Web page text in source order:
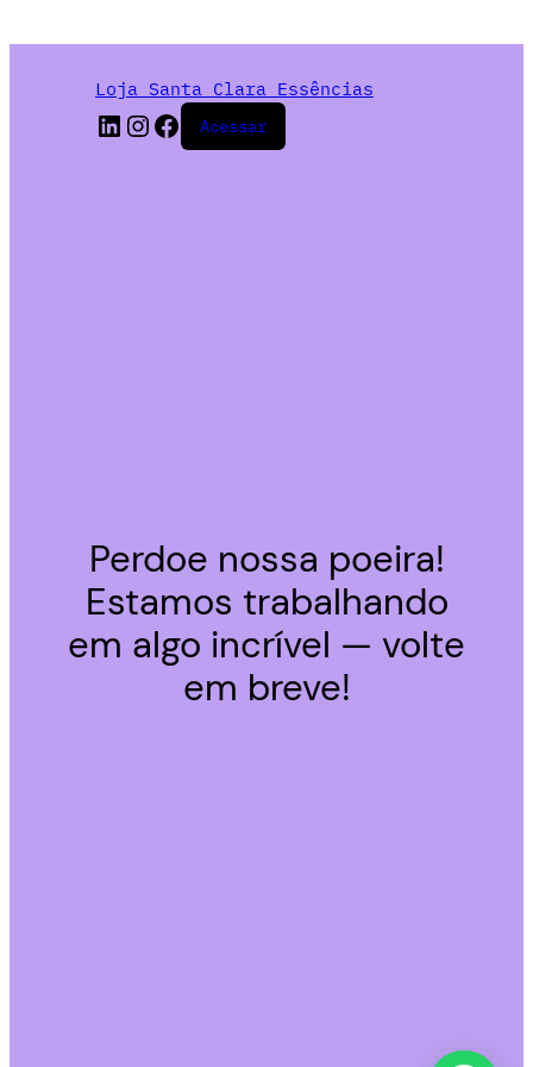
Loja Santa Clara Essências
Acessar
Perdoe nossa poeira!
Estamos trabalhando
em algo incrível — volte
em breve!